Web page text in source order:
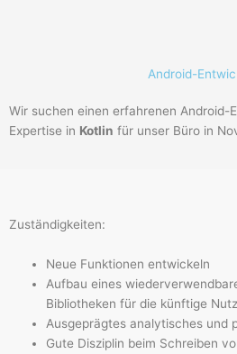
Android-
Wir suchen einen erfahrenen Android-
Expertise in Kotlin für unser Büro in
Zuständigkeiten:
Neue Funktionen entwickeln
Aufbau eines
Bibliotheken für die künftige
Ausgeprägtes analytisches und
Gute Disziplin beim Schreiben